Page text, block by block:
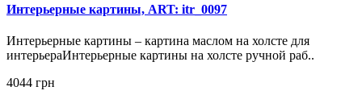
Интерьерные картины, ART: itr_0097
Интерьерные картины – картина маслом на холсте для
интерьераИнтерьерные картины на холсте ручной раб..
4044 грн